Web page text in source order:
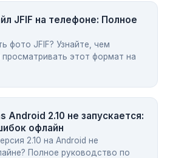
JFIF на телефоне: Полное
фото JFIF? Узнайте, чем
просматривать этот формат на
Android 2.10 не запускается:
офлайн
2.10 на Android не
Полное руководство по